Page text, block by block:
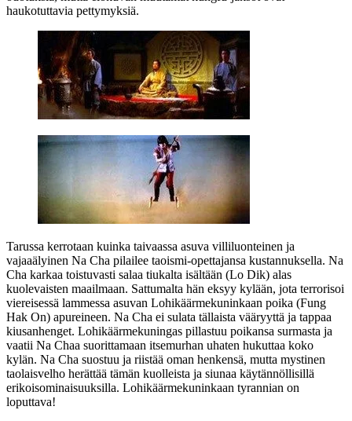
haukotuttavia pettymyksiä.
Tarussa kerrotaan kuinka taivaassa asuva villiluonteinen ja
vajaaälyinen Na Cha pilailee taoismi-opettajansa kustannuksella. Na
Cha karkaa toistuvasti salaa tiukalta isältään (Lo Dik) alas
kuolevaisten maailmaan. Sattumalta hän eksyy kylään, jota terrorisoi
viereisessä lammessa asuvan Lohikäärmekuninkaan poika (Fung
Hak On) apureineen. Na Cha ei sulata tällaista vääryyttä ja tappaa
kiusanhenget. Lohikäärmekuningas pillastuu poikansa surmasta ja
vaatii Na Chaa suorittamaan itsemurhan uhaten hukuttaa koko
kylän. Na Cha suostuu ja riistää oman henkensä, mutta mystinen
taolaisvelho herättää tämän kuolleista ja siunaa käytännöllisillä
erikoisominaisuuksilla. Lohikäärmekuninkaan tyrannian on
loputtava!